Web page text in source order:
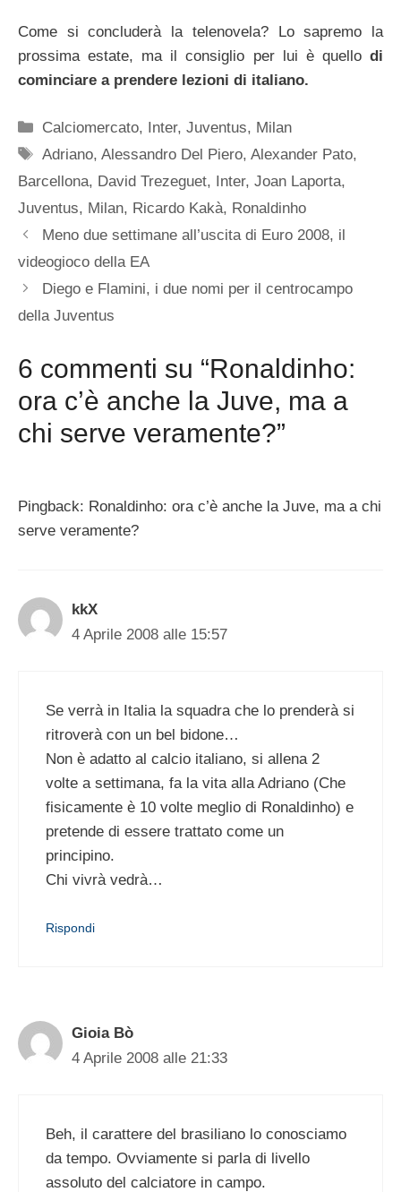
Come si concluderà la telenovela? Lo sapremo la
prossima estate, ma il consiglio per lui è quello di
cominciare a prendere lezioni di italiano.
Categorie
Calciomercato, Inter,Juventus, Milan
Tag
Adriano,Alessandro Del Piero,Alexander Pato,
Barcellona, David Trezeguet, Inter, Joan Laporta,
Juventus, Milan, Ricardo Kakà, Ronaldinho
Meno due settimane all’uscita di Euro 2008, il
videogioco della EA
Diego e Flamini, i due nomi per il centrocampo
della Juventus
6 commenti su “Ronaldinho:
ora c’è anche la Juve, ma a
chi serve veramente?”
Pingback: Ronaldinho: ora c’è anche la Juve, ma a chi
serve veramente?
kkX
4 Aprile 2008 alle 15:57
Se verrà in Italia la squadra che lo prenderà si
ritroverà con un bel bidone…
Non è adatto al calcio italiano, si allena 2
volte a settimana, fa la vita alla Adriano (Che
fisicamente è 10 volte meglio di Ronaldinho) e
pretende di essere trattato come un
principino.
Chi vivrà vedrà…
Rispondi
Gioia Bò
4 Aprile 2008 alle 21:33
Beh, il carattere del brasiliano lo conosciamo
da tempo. Ovviamente si parla di livello
assoluto del calciatore in campo.